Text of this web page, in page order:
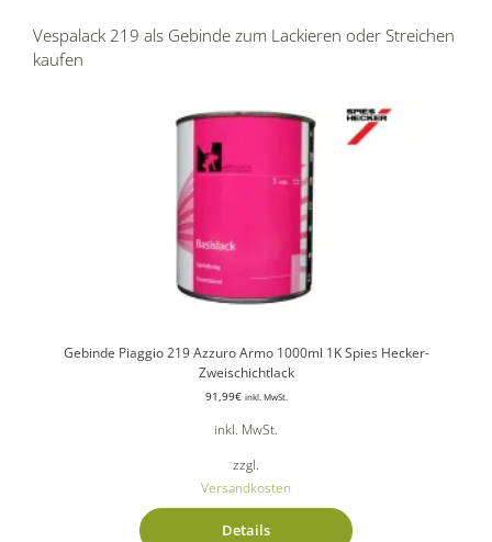
Vespalack 219 als Gebinde zum Lackieren oder Streichen
kaufen
Gebinde Piaggio 219 Azzuro Armo 1000ml 1K Spies Hecker-
Zweischichtlack
91,99€ inkl. MwSt.
inkl. MwSt.
zzgl.
Versandkosten
Details